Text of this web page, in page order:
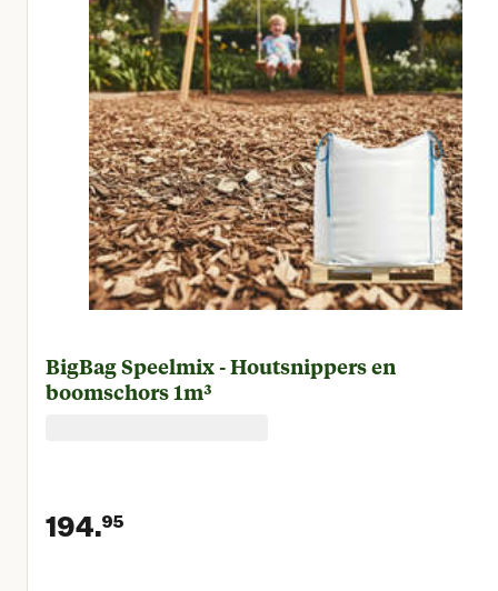
BigBag Speelmix - Houtsnippers en
boomschors 1m³
194.95